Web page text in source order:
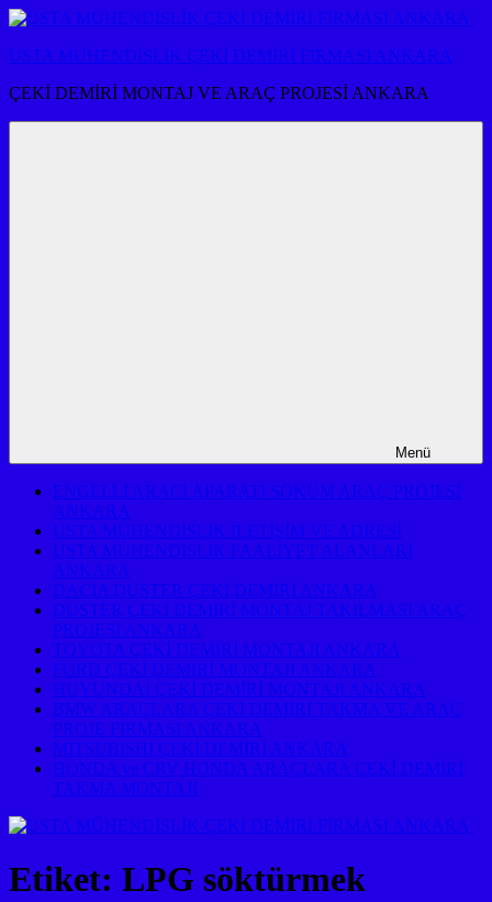
İçeriğe
USTA MÜHENDİSLİK ÇEKİ DEMİRİ FİRMASI ANKARA
ÇEKİ DEMİRİ MONTAJ VE ARAÇ PROJESİ ANKARA
Menü
ENGELLİ ARACI APARATI SÖKÜM ARAÇ PROJESİ
ANKARA
USTA MÜHENDİSLİK İLETİŞİM VE ADRESİ
USTA MÜHENDİSLİK FAALİYET ALANLARI
ANKARA
DACİA DUSTER ÇEKİ DEMİRİ ANKARA
DUSTER ÇEKİ DEMİRİ MONTAJ TAKILMASI ARAÇ
PROJESİ ANKARA
TOYOTA ÇEKİ DEMİRİ MONTAJI ANKARA
FORD ÇEKİ DEMİRİ MONTAJI ANKARA
HUYUNDAİ ÇEKİ DEMİRİ MONTAJI ANKARA
BMW ARAÇLARA ÇEKİ DEMİRİ TAKMA VE ARAÇ
PROJE FİRMASI ANKARA
MITSUBISHI ÇEKİ DEMİRİ ANKARA
HONDA ve CRV HONDA ARAÇLARA ÇEKİ DEMİRİ
TAKMA MONTAJI
Etiket: LPG söktürmek